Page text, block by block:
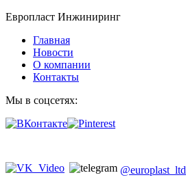
Европласт Инжиниринг
Главная
Новости
О компании
Контакты
Мы в соцсетях:
@europlast_ltd